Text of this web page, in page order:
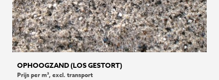
OPHOOGZAND (LOS GESTORT)
Prijs per m³, excl. transport